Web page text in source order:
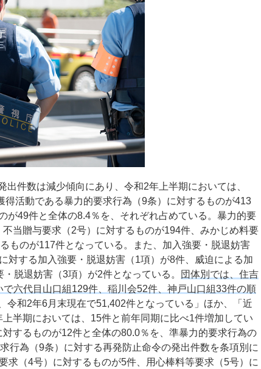
件数は減少傾向にあり、令和2年上半期においては、
活動である暴力的要求行為（9条）に対するものが413
が49件と全体の8.4％を、それぞれ占めている。暴力的要
当贈与要求（2号）に対するものが194件、みかじめ料要
ものが117件となっている。また、加入強要・脱退妨害
対する加入強要・脱退妨害（1項）が8件、威迫による加
脱退妨害（3項）が2件となっている。
団体別では、住吉
六代目山口組129件、稲川会52件、神戸山口組33件の順
令和2年6月末現在で51,402件となっている」ほか、「近
半期においては、15件と前年同期に比べ1件増加してい
するものが12件と全体の80.0％を、準暴力的要求行為の
行為（9条）に対する再発防止命令の発出件数を条項別に
求（4号）に対するものが5件、用心棒料等要求（5号）に